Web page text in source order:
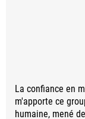
La confiance en
m'apporte ce
humaine, mené